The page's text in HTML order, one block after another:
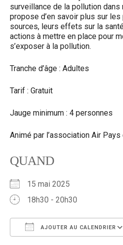
surveillance de la pollution dans
propose d’en savoir plus sur les
sources, leurs effets sur la
actions à mettre en place pour
s’exposer à la pollution.
Tranche d’âge : Adultes
Tarif : Gratuit
Jauge minimum : 4 personnes
Animé par l’association Air
QUAND
15 mai 2025
18h30 - 20h30
AJOUTER AU CALENDRIER